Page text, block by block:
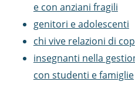
e con anziani fragili
genitori e adolescenti
chi vive relazioni di
insegnanti nella
con studenti e famiglie